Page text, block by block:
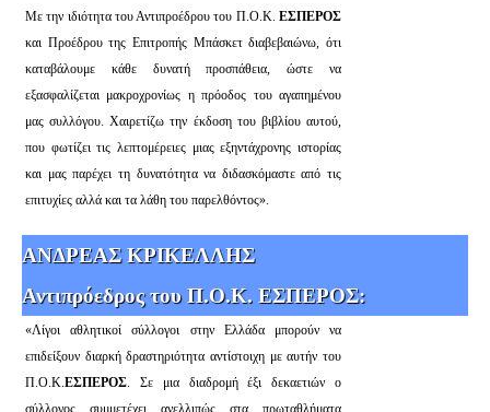
Με την ιδιότητα του Αντιπροέδρου του Π.Ο.Κ. ΕΣΠΕΡΟΣ
και Προέδρου της Επιτροπής Μπάσκετ διαβεβαιώνω, ότι
καταβάλουμε κάθε δυνατή προσπάθεια, ώστε να
εξασφαλίζεται μακροχρονίως η πρόοδος του αγαπημένου
μας συλλόγου. Χαιρετίζω την έκδοση του βιβλίου αυτού,
που φωτίζει τις λεπτομέρειες μιας εξηντάχρονης ιστορίας
και μας παρέχει τη δυνατότητα να διδασκόμαστε από τις
επιτυχίες αλλά και τα λάθη του παρελθόντος».
ΑΝΔΡΕΑΣ ΚΡΙΚΕΛΛΗΣ
Αντιπρόεδρος του Π.Ο.Κ. ΕΣΠΕΡΟΣ:
«Λίγοι αθλητικοί σύλλογοι στην Ελλάδα μπορούν να
επιδείξουν διαρκή δραστηριότητα αντίστοιχη με αυτήν του
Π.Ο.Κ.ΕΣΠΕΡΟΣ. Σε μια διαδρομή έξι δεκαετιών ο